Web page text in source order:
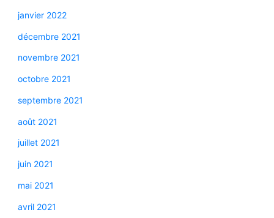
janvier 2022
décembre 2021
novembre 2021
octobre 2021
septembre 2021
août 2021
juillet 2021
juin 2021
mai 2021
avril 2021